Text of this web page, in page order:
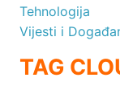
Tehnologija
Vijesti i
TAG